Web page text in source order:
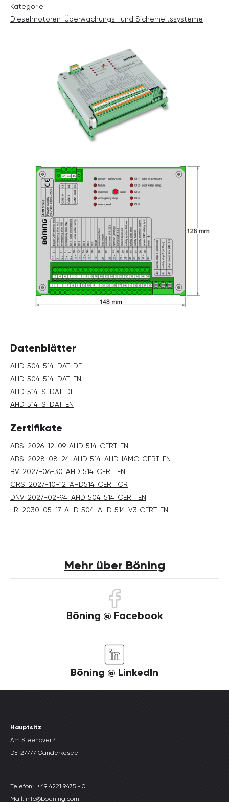
Kategorie:
Diesel­motoren-Überwachungs- und Sicherheits­systeme
Datenblätter
AHD_504_514_DAT_DE
AHD_504_514_DAT_EN
AHD_514_S_DAT_DE
AHD_514_S_DAT_EN
Zertifikate
ABS_2026-12-09_AHD_514_CERT_EN
ABS_2028-08-24_AHD_514_AHD_IAMC_CERT_EN
BV_2027-06-30_AHD_514_CERT_EN
CRS_2027-10-12_AHD514_CERT_CR
DNV_2027-02-94_AHD_504_514_CERT_EN
LR_2030-05-17_AHD_504-AHD_514_V3_CERT_EN
Mehr über Böning
Böning @ Facebook
Böning @ LinkedIn
Hauptsitz
Am Steenöver 4
DE-27777 Ganderkesee
Telefon: +49 4221 9475 - 0
Mail: info@boening.com